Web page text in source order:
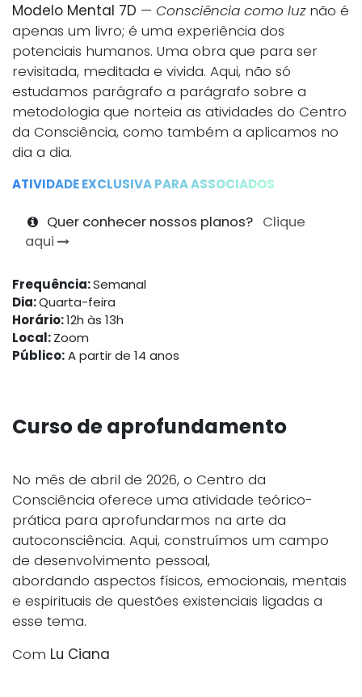
Modelo Mental 7D — Consciência como luznão é
apenas um livro; é uma experiência dos
potenciais humanos. Uma obra que para ser
revisitada, meditada e vivida. Aqui, não só
estudamos parágrafo a parágrafo sobre a
metodologia que norteia as atividades do Centro
da Consciência, como também a aplicamos no
dia a dia.
ATIVIDADE EXCLUSIVA PARA ASSOCIADOS
Quer conhecer nossos planos? Clique
aqui
Frequência:Semanal
Dia:Quarta-feira
Horário:12h às 13h
Local:Zoom
Público:A partir de 14 anos
Curso de aprofundamento
No mês de abril de 2026, o Centro da
Consciência oferece uma atividade teórico-
prática para aprofundarmos na arte da
autoconsciência. Aqui, construímos um campo
de desenvolvimento pessoal,
abordando aspectos físicos, emocionais, mentais
e espirituais de questões existenciais ligadas a
esse tema.
Com Lu Ciana